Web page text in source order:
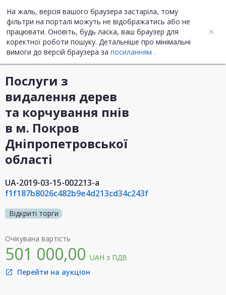
На жаль, версія вашого браузера застаріла, тому
фільтри на порталі можуть не відображатись або не
працювати. Оновіть, будь ласка, ваш браузер для
коректної роботи пошуку. Детальніше про мінімальні
вимоги до версій браузера за посиланням .
UA ENG
Інформація про закупівлю
Послуги з
видалення дерев
та корчування пнів
в м. Покров
Дніпропетровської
області
UA-2019-03-15-002213-a
f1f187b8026c482b9e4d213cd34c243f
Відкриті торги
Очікувана вартість
501 000,00 UAH з ПДВ
open_in_new Перейти на аукціон